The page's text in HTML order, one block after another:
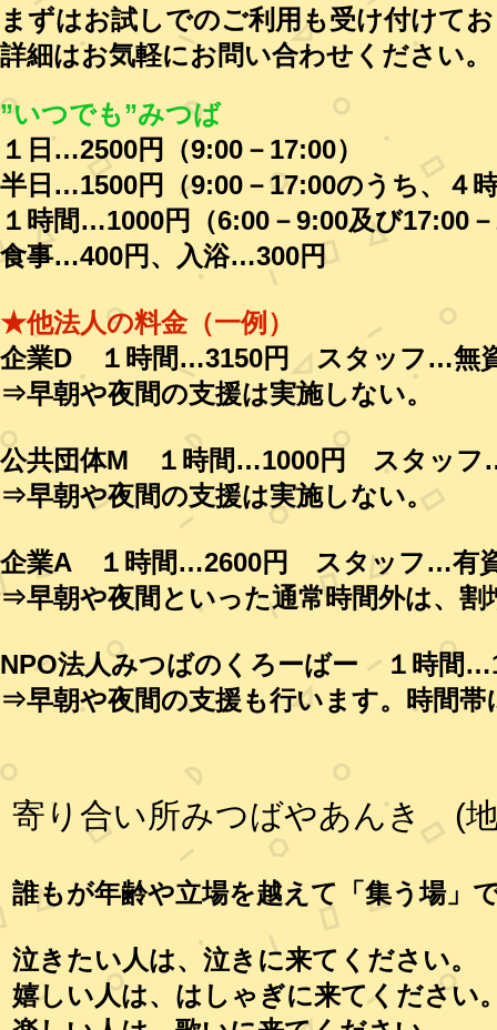
まずはお試しでのご利用も受け付けて
詳細はお気軽にお問い合わせください。
”いつでも”みつば
１日…2500円（9:00－17:00）
半日…1500円（9:00－17:00のうち、４
１時間…1000円（6:00－9:00及び17:00
食事…400円、入浴…300円
★他法人の料金（一例）
企業D １時間…3150円 スタッフ…無
⇒早朝や夜間の支援は実施しない。
公共団体M １時間…1000円 スタッフ
⇒早朝や夜間の支援は実施しない。
企業A １時間…2600円 スタッフ…有
⇒早朝や夜間といった通常時間外は、割
NPO法人みつばのくろーばー １時間
⇒早朝や夜間の支援も行います。時間
寄り合い所みつばやあんき (
誰もが年齢や立場を越えて「集う場」
泣きたい人は、泣きに来てください。
嬉しい人は、はしゃぎに来てください